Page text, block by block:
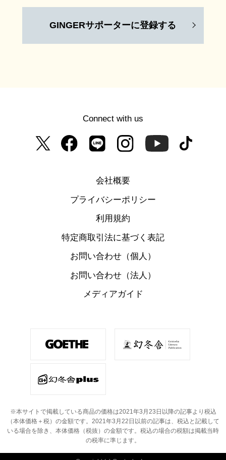
GINGERサポーターに登録する
Connect with us
会社概要
プライバシーポリシー
利用規約
特定商取引法に基づく表記
お問い合わせ（個人）
お問い合わせ（法人）
メディアガイド
※本サイトで掲載している商品の価格は2021年3月23日以降の記事より税込
（本体価格＋税）の金額です。 2021年3月22日以前の記事は、税込と記載して
いる場合を除き、本体価格（税抜）の金額です。 税込の場合の税額は掲載当時
の税率に準じます。